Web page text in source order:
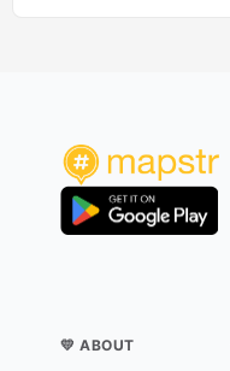
💛 ABOUT